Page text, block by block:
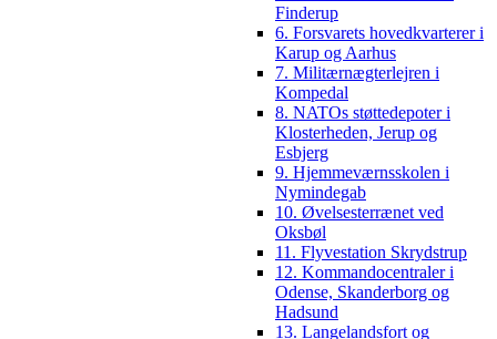
Finderup
6. Forsvarets hovedkvarterer i
Karup og Aarhus
7. Militærnægterlejren i
Kompedal
8. NATOs støttedepoter i
Klosterheden, Jerup og
Esbjerg
9. Hjemmeværnsskolen i
Nymindegab
10. Øvelsesterrænet ved
Oksbøl
11. Flyvestation Skrydstrup
12. Kommandocentraler i
Odense, Skanderborg og
Hadsund
13. Langelandsfort og